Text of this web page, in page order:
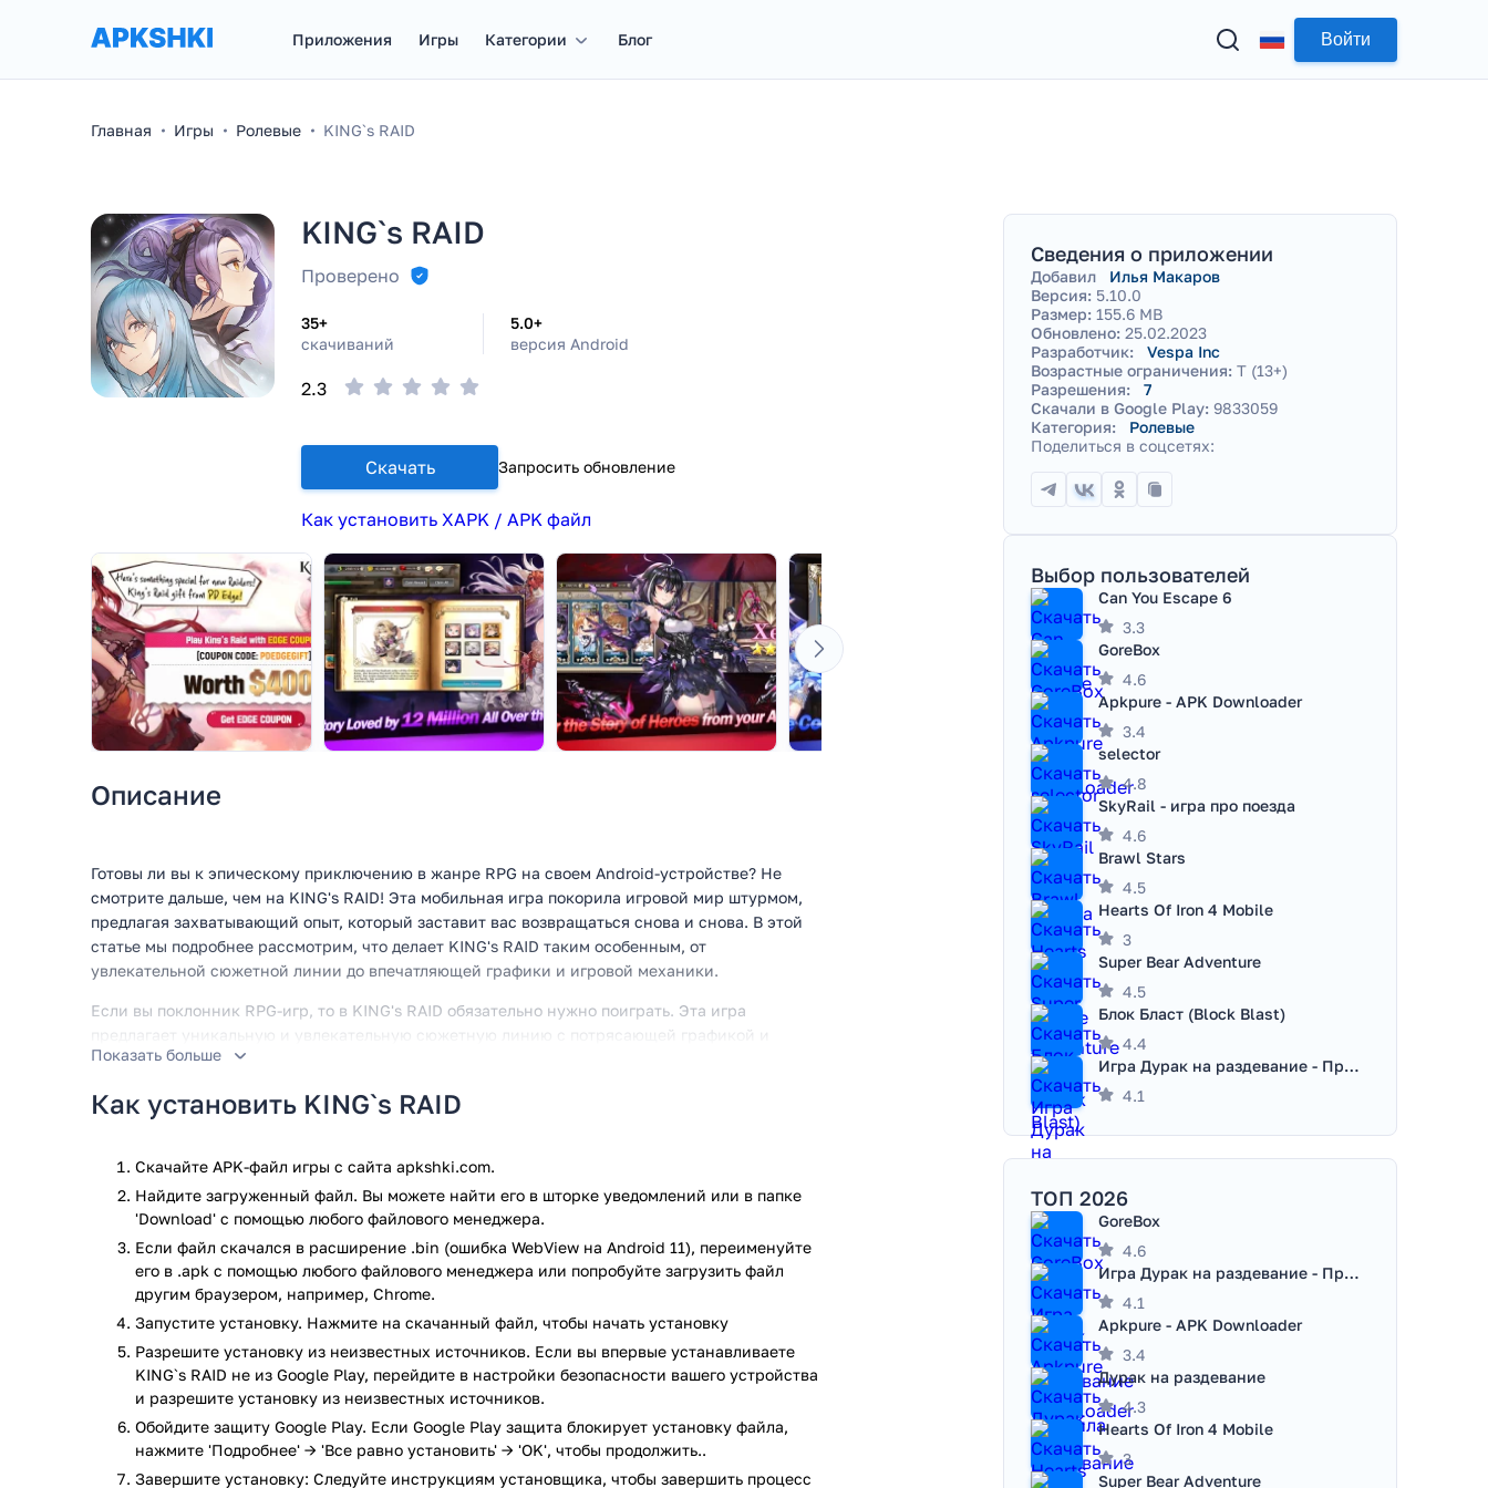
Приложения Игры Категории Блог Войти
Главная Игры Ролевые KING`s RAID
KING`s RAID
Проверено
35+
скачиваний
5.0+
версия Android
2.3
Скачать Запросить обновление
Как установить XAPK / APK файл
Описание
Готовы ли вы к эпическому приключению в жанре RPG на своем Android-устройстве? Не
смотрите дальше, чем на KING's RAID! Эта мобильная игра покорила игровой мир штурмом,
предлагая захватывающий опыт, который заставит вас возвращаться снова и снова. В этой
статье мы подробнее рассмотрим, что делает KING's RAID таким особенным, от
увлекательной сюжетной линии до впечатляющей графики и игровой механики.
Если вы поклонник RPG-игр, то в KING's RAID обязательно нужно поиграть. Эта игра
предлагает уникальную и увлекательную сюжетную линию с потрясающей графикой и
захватывающей игровой механикой, которая будет развлекать вас часами напролет.
Сюжетная линия
линия. Действие игры разворачивается в мире, где люди и драконы когда-то мирно
сосуществовали, но этот мир был разрушен, когда пробудился Темный Лорд. Игроки берут
на себя роль героя, который должен отправиться в путешествие, чтобы спасти мир от
разрушения, объединяясь с другими героями и сражаясь со свирепыми монстрами по пути.
Графика и визуальные эффекты
KING's RAID отличается потрясающей графикой и визуальными эффектами, которые
оживляют игровой мир. Начиная с детализированного дизайна персонажей и заканчивая
захватывающим окружением, каждый аспект игры был проработан с заботой и вниманием к
Механика игрового процесса
Показать больше
Как установить KING`s RAID
Скачайте APK-файл игры с сайта apkshki.com.
Найдите загруженный файл. Вы можете найти его в шторке уведомлений или в папке
'Download' с помощью любого файлового менеджера.
Если файл скачался в расширение .bin (ошибка WebView на Android 11), переименуйте
его в .apk с помощью любого файлового менеджера или попробуйте загрузить файл
другим браузером, например, Chrome.
Запустите установку. Нажмите на скачанный файл, чтобы начать установку
Разрешите установку из неизвестных источников. Если вы впервые устанавливаете
KING`s RAID не из Google Play, перейдите в настройки безопасности вашего устройства
и разрешите установку из неизвестных источников.
Обойдите защиту Google Play. Если Google Play защита блокирует установку файла,
нажмите 'Подробнее' → 'Все равно установить' → 'OK', чтобы продолжить..
Завершите установку: Следуйте инструкциям установщика, чтобы завершить процесс
Сведения о приложении
Добавил
Илья Макаров
Версия: 5.10.0
Размер: 155.6 MB
Обновлено: 25.02.2023
Разработчик:
Vespa Inc
Возрастные ограничения: T (13+)
Разрешения:
7
Скачали в Google Play: 9833059
Категория:
Ролевые
Поделиться в соцсетях:
Выбор пользователей
Can You Escape 6
3.3
GoreBox
4.6
Apkpure - APK Downloader
3.4
selector
4.8
SkyRail - игра про поезда
4.6
Brawl Stars
4.5
Hearts Of Iron 4 Mobile
3
Super Bear Adventure
4.5
Блок Бласт (Block Blast)
4.4
Игра Дурак на раздевание - Правила игры
4.1
ТОП 2026
GoreBox
4.6
Игра Дурак на раздевание - Правила игры
4.1
Apkpure - APK Downloader
3.4
Дурак на раздевание
4.3
Hearts Of Iron 4 Mobile
3
Super Bear Adventure